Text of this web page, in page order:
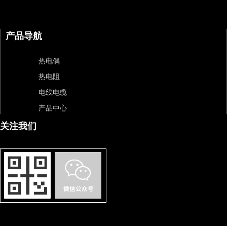
热电偶
热电阻
电线电缆
产品中心
产品导航
关注我们